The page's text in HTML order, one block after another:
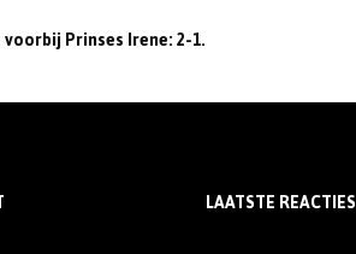
Prinses Irene: 2-1.
LAATSTE REACTIES